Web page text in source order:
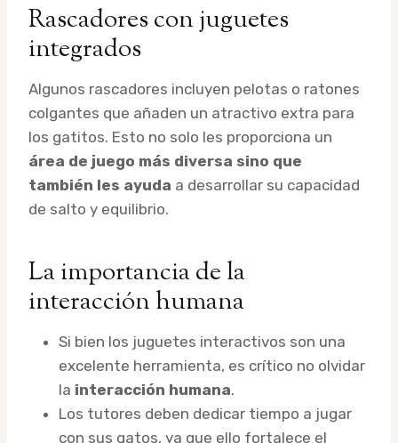
Rascadores con juguetes
integrados
Algunos rascadores incluyen pelotas o ratones
colgantes que añaden un atractivo extra para
los gatitos. Esto no solo les proporciona un
área de juego más diversa sino que
también les ayuda a desarrollar su capacidad
de salto y equilibrio.
La importancia de la
interacción humana
Si bien los juguetes interactivos son una
excelente herramienta, es crítico no olvidar
la interacción humana.
Los tutores deben dedicar tiempo a jugar
con sus gatos, ya que ello fortalece el